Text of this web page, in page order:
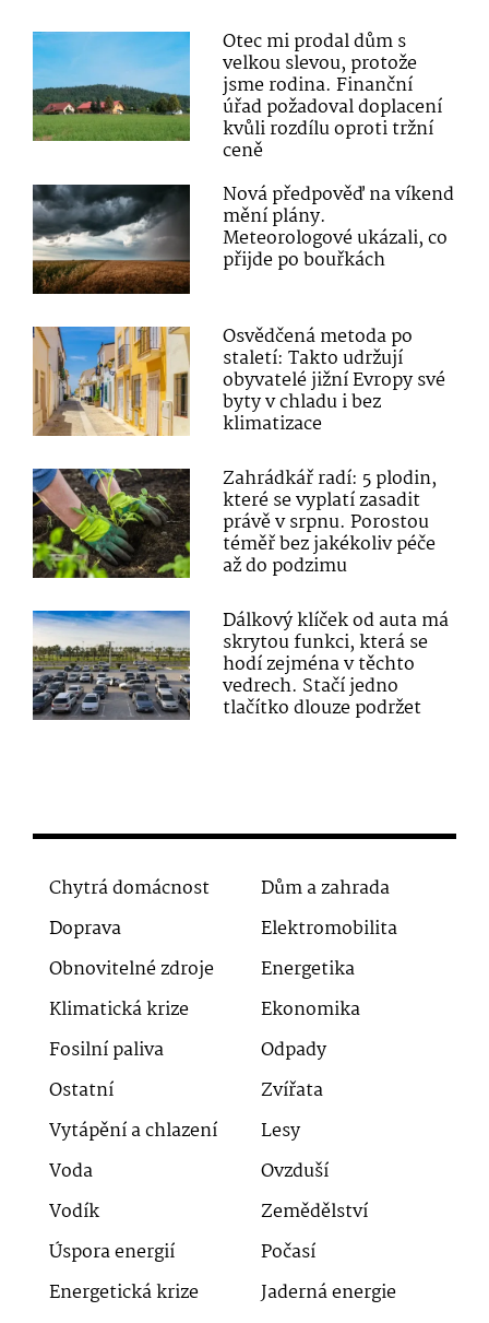
Otec mi prodal dům s
velkou slevou, protože
jsme rodina. Finanční
úřad požadoval doplacení
kvůli rozdílu oproti tržní
ceně
Nová předpověď na víkend
mění plány.
Meteorologové ukázali, co
přijde po bouřkách
Osvědčená metoda po
staletí: Takto udržují
obyvatelé jižní Evropy své
byty v chladu i bez
klimatizace
Zahrádkář radí: 5 plodin,
které se vyplatí zasadit
právě v srpnu. Porostou
téměř bez jakékoliv péče
až do podzimu
Dálkový klíček od auta má
skrytou funkci, která se
hodí zejména v těchto
vedrech. Stačí jedno
tlačítko dlouze podržet
Chytrá domácnost
Dům a zahrada
Doprava
Elektromobilita
Obnovitelné zdroje
Energetika
Klimatická krize
Ekonomika
Fosilní paliva
Odpady
Ostatní
Zvířata
Vytápění a chlazení
Lesy
Voda
Ovzduší
Vodík
Zemědělství
Úspora energií
Počasí
Energetická krize
Jaderná energie